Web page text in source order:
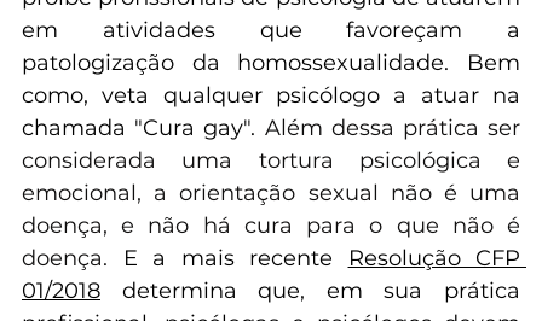
temáticas, como a
Resolução 01/1999
proíbe profissionais de psicologia de atuarem
em atividades que favoreçam a
patologização da homossexualidade. Bem
como, veta qualquer psicólogo a atuar na
chamada "Cura gay".
Além dessa prática ser
considerada uma tortura psicológica e
emocional, a orientação sexual não é uma
doença, e não há cura para o que não é
doença.
E a mais recente Resolução CFP